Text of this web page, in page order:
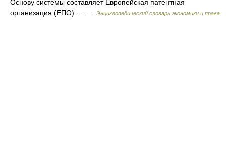
Основу системы составляет Европейская патентная
организация (ЕПО)… …
Энциклопедический словарь экономики и права